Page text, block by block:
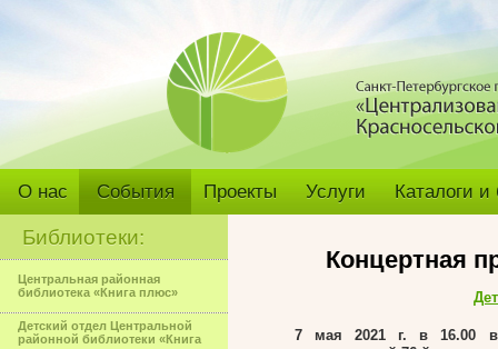
О нас События Проекты Услуги Каталоги
Библиотеки:
Центральная районная
библиотека «Книга плюс»
Детский отдел Центральной
районной библиотеки «Книга
Концертная
7 мая 2021 г. в 16.00 в